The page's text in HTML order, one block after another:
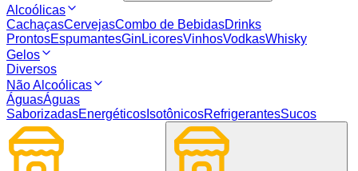
Alcoólicas
CachaçasCervejasCombo de BebidasDrinks
ProntosEspumantesGin LicoresVinhosVodkasWhisky
Gelos
Diversos
Não Alcoólicas
ÁguasÁguas
SaborizadasEnergéticos IsotônicosRefrigerantesSucos